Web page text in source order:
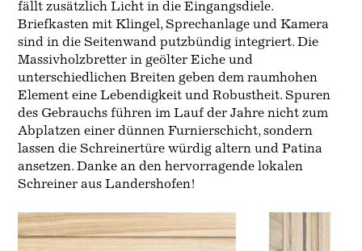
fällt zusätzlich Licht in die Eingangsdiele.
Briefkasten mit Klingel, Sprechanlage und Kamera
sind in die Seitenwand putzbündig integriert. Die
Massivholzbretter in geölter Eiche und
unterschiedlichen Breiten geben dem raumhohen
Element eine Lebendigkeit und Robustheit. Spuren
des Gebrauchs führen im Lauf der Jahre nicht zum
Abplatzen einer dünnen Furnierschicht, sondern
lassen die Schreinertüre würdig altern und Patina
ansetzen. Danke an den hervorragende lokalen
Schreiner aus Landershofen!